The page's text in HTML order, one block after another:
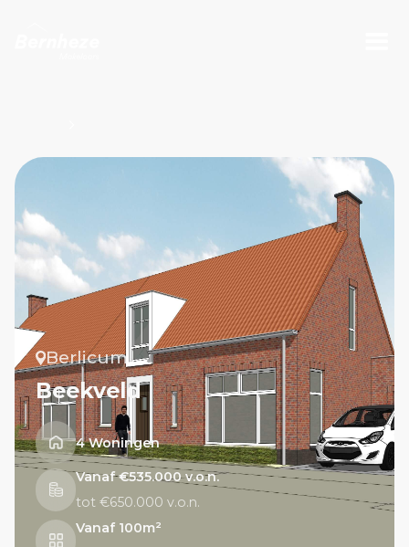
Berlicum
Beekveld
4 Woningen
Vanaf €535.000 v.o.n.
tot €650.000 v.o.n.
Vanaf 100m²